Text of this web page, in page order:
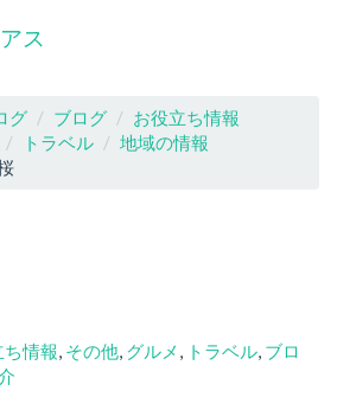
グ ブログ
お役立ち情報
トラベル
地域の情報
ち情報, その他, グルメ , トラベル, ブロ